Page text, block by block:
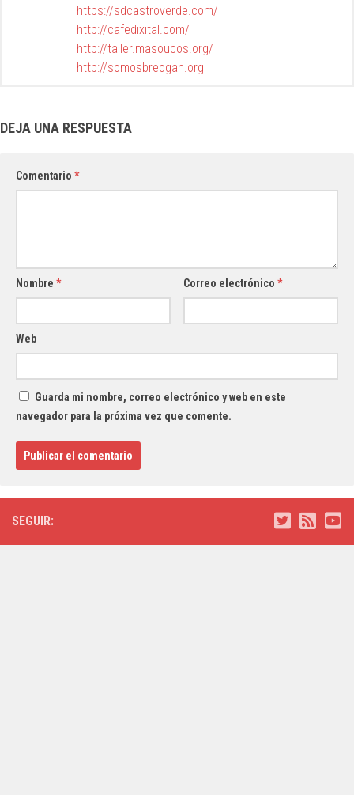
https://sdcastroverde.com/
http://cafedixital.com/
http://taller.masoucos.org/
http://somosbreogan.org
DEJA UNA RESPUESTA
Comentario *
Nombre * Correo electrónico*
Web
Guarda mi nombre, correo electrónico y web en este
navegador para la próxima vez que comente.
SEGUIR: